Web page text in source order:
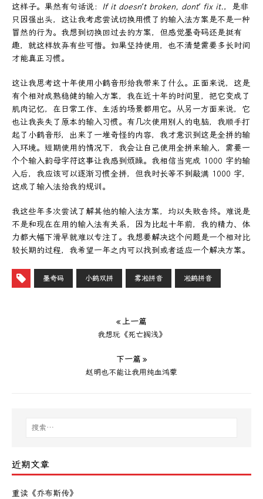
这样子。果然有句话说： If it doesn’t broken, dont’ fix it.，是非
只因强出头，这让我考虑尝试切换用惯了的输入法方案是不是一种
冒然的行为。我想到切换回过去的方案，但感觉墨奇码还是挺有
趣，就这样放弃有些可惜。如果坚持使用，也不清楚需要多长时间
才能真正习惯。
这让我思考这十年使用小鹤音形给我带来了什么。正面来说，这是
有个相对成熟稳健的输入方案，我在近十年的时间里，把它变成了
肌肉记忆，在日常工作、生活的场景都用它。从另一方面来说，它
也让我丧失了原本的输入习惯。有几次使用别人的电脑，我顺手打
起了小鹤音形，出来了一堆奇怪的内容，我才意识到这是全拼的输
入环境。短期使用的情况下，我会让自己使用全拼来输入，需要一
个个输入韵母字符这事让我感到烦躁。我相信当完成 1000 字的输
入后，我应该可以逐渐习惯全拼，但我时长等不到敲满 1000 字，
这成了输入法给我的规训。
我这些年多次尝试了解其他的输入法方案，均以失败告终。难说是
不是和现在在用的输入法有关系，因为比起十年前，我的精力、体
力都大幅下滑早就难以专注了。我想要解决这个问题是一个相对比
较长期的过程，我希望一年之内可以找到或者适应一个解决方案。
墨奇码 小鹤双拼 雾凇拼音 凇鹤拼音
« 上一篇
我想玩《死亡搁浅》
下一篇 »
赵明也不能让我用纯血鸿蒙
近期文章
重读《乔布斯传》